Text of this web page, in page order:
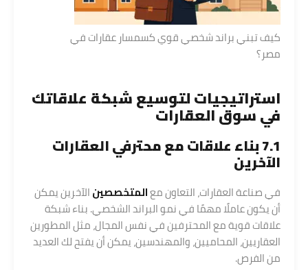
كيف تبني براند شخصي قوي كسمسار عقارات في
مصر؟
استراتيجيات لتوسيع شبكة علاقاتك
في سوق العقارات
7.1 بناء علاقات مع محترفي العقارات
الآخرين
في صناعة العقارات، التعاون معالمتخصصينالآخرين يمكن
أن يكون عاملًا مهمًا في نمو البراند الشخصي. بناء شبكة
علاقات قوية مع المحترفين في نفس المجال، مثل المطورين
العقاريين، المحاميين، والمهندسين، يمكن أن يفتح لك العديد
من الفرص.